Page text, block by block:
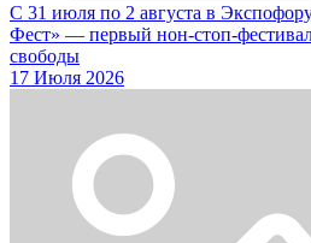
С 31 июля по 2 августа в
Фест» — первый нон-стоп-
свободы
17 Июля 2026